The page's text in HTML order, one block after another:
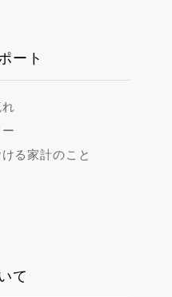
ート
る家計のこと
て